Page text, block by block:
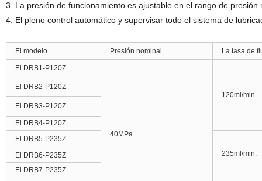
3. La presión de funcionamiento es ajustable en el rango de
4. El pleno control automático y supervisar todo el sistema de
El modelo Presión nominal La tasa de
El DRB1-P120Z
40MPa
120ml/min.
El DRB2-P120Z
El DRB3-P120Z
El DRB4-P120Z
El DRB5-P235Z
235ml/min.
El DRB6-P235Z
El DRB7-P235Z